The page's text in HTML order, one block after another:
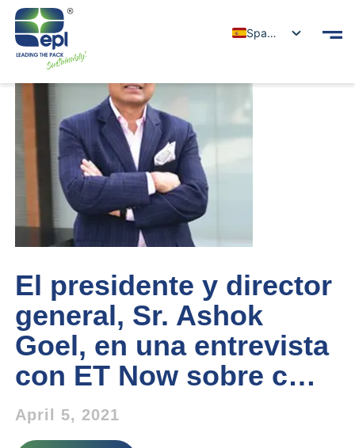
Spanish
El presidente y director
general, Sr. Ashok
Goel, en una entrevista
con ET Now sobre c…
April 5, 2021